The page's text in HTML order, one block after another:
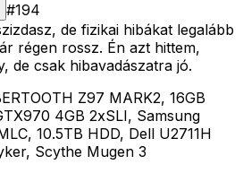
#194
de fizikai hibákat legalább
régen rossz. Én azt hittem,
de csak hibavadászatra jó.
Z97 MARK2, 16GB
4GB 2xSLI, Samsung
10.5TB HDD, Dell U2711H
Scythe Mugen 3